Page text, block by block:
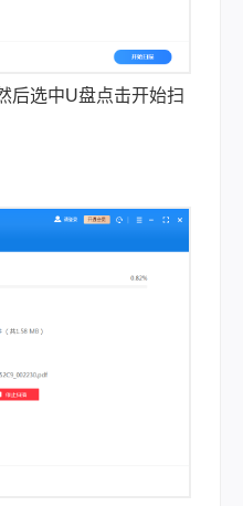
后选中U盘点击开始扫